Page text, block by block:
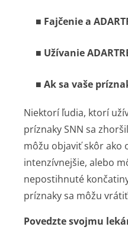
■ Fajčenie a
■ Užívanie
■ Ak sa vaše
Niektorí ľudia, ktorí
príznaky SNN sa
môžu objaviť skôr ako
intenzívnejšie, alebo
nepostihnuté
príznaky sa môžu
Povedzte svojmu